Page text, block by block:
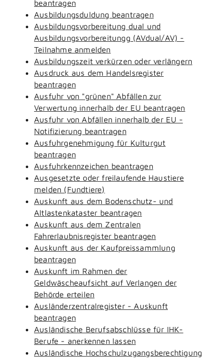
beantragen
Ausbildungsduldung beantragen
Ausbildungsvorbereitung dual und
Ausbildungsvorbereitungg (AVdual/AV) -
Teilnahme anmelden
Ausbildungszeit verkürzen oder verlängern
Ausdruck aus dem Handelsregister
beantragen
Ausfuhr von "grünen" Abfällen zur
Verwertung innerhalb der EU beantragen
Ausfuhr von Abfällen innerhalb der EU -
Notifizierung beantragen
Ausfuhrgenehmigung für Kulturgut
beantragen
Ausfuhrkennzeichen beantragen
Ausgesetzte oder freilaufende Haustiere
melden (Fundtiere)
Auskunft aus dem Bodenschutz- und
Altlastenkataster beantragen
Auskunft aus dem Zentralen
Fahrerlaubnisregister beantragen
Auskunft aus der Kaufpreissammlung
beantragen
Auskunft im Rahmen der
Geldwäscheaufsicht auf Verlangen der
Behörde erteilen
Ausländerzentralregister - Auskunft
beantragen
Ausländische Berufsabschlüsse für IHK-
Berufe - anerkennen lassen
Ausländische Hochschulzugangsberechtigung